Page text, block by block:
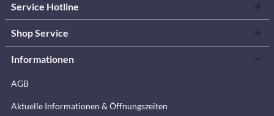
Service Hotline
Shop Service
Informationen
AGB
Aktuelle Informationen & Öffnungszeiten